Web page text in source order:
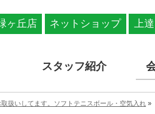
ヶ丘店 ネットショップ 上
スタッフ紹介
取扱いしてます。ソフトテニスボール・空気入れ »